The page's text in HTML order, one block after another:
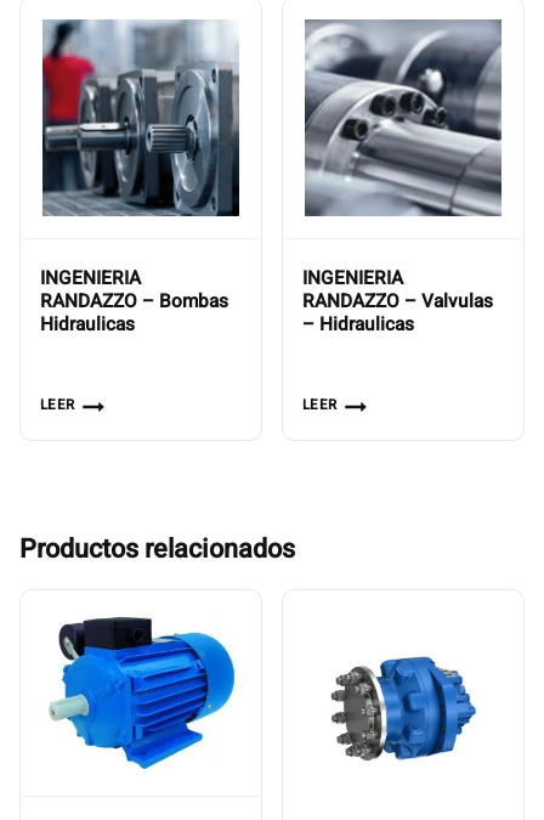
INGENIERIA
RANDAZZO – Bombas
Hidraulicas
LEER
INGENIERIA
RANDAZZO – Valvulas
– Hidraulicas
LEER
Productos relacionados